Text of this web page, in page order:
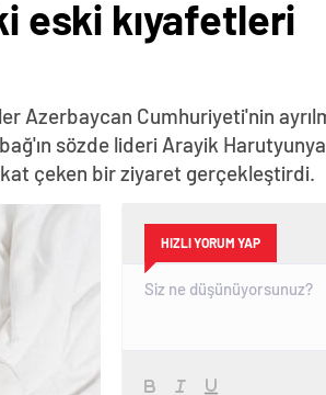
eski kıyafetleri
Azerbaycan Cumhuriyeti'nin
sözde lideri Arayik
çeken bir ziyaret gerçekleştirdi.
HIZLI YORUM YAP